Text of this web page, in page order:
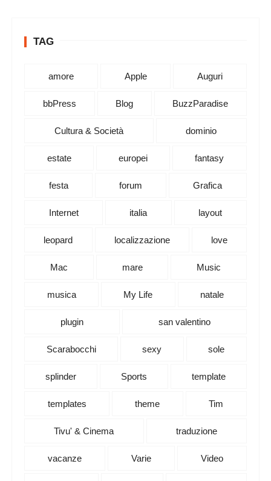
TAG
amore Apple Auguri
bbPress Blog BuzzParadise
Cultura & Società dominio
estate europei fantasy
festa forum Grafica
Internet italia layout
leopard localizzazione love
Mac mare Music
musica My Life natale
plugin san valentino
Scarabocchi sexy sole
splinder Sports template
templates theme Tim
Tivu' & Cinema traduzione
vacanze Varie Video